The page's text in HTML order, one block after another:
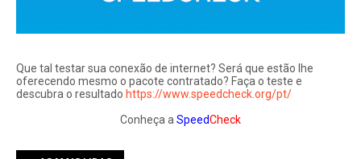
Que tal testar sua conexão de internet? Será que estão lhe
oferecendo mesmo o pacote contratado? Faça o teste e
descubra o resultado https://www.speedcheck.org/pt/
Conheça a SpeedCheck